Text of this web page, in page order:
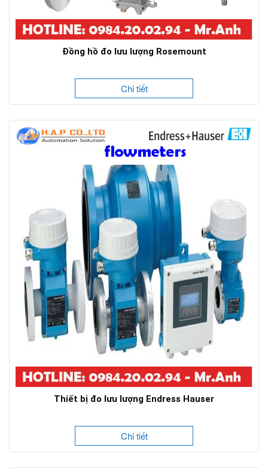
Đồng hồ đo lưu lượng Rosemount
Chi tiết
Thiết bị đo lưu lượng Endress Hauser
Chi tiết